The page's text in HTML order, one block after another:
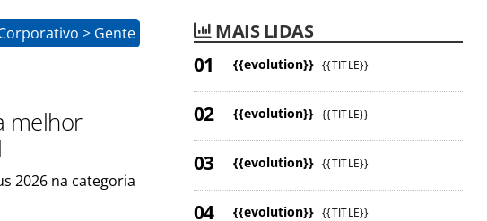
> Gente
melhor
2026 na categoria
MAIS LIDAS
{{evolution}} {{TITLE}}
{{evolution}} {{TITLE}}
{{evolution}} {{TITLE}}
{{evolution}} {{TITLE}}